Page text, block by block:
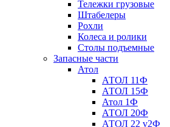
Тележки грузовые
Штабелеры
Рохли
Колеса и ролики
Столы подъемные
Запасные части
Атол
АТОЛ 11Ф
АТОЛ 15Ф
Атол 1Ф
АТОЛ 20Ф
АТОЛ 22 v2Ф